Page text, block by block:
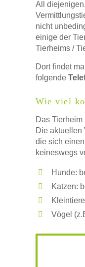
All
nicht
einige der
Tierheims /
Dort findet
folgende
Wie viel
Das
Die aktuellen
die sich
keineswegs
Hunde:
Katzen:
Vögel